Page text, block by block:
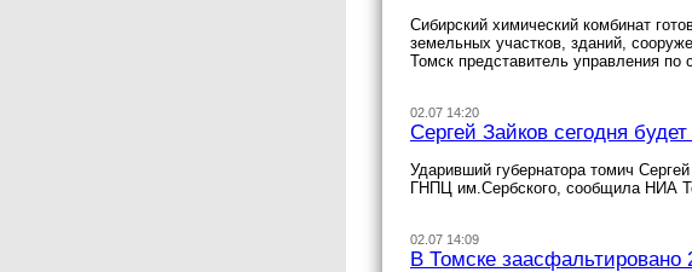
Сибирский химический комбинат
земельных участков, зданий,
Томск представитель управления
02.07 14:20
Сергей Зайков сегодня
Ударивший губернатора томич
ГНПЦ им.Сербского, сообщила НИА
02.07 14:09
В Томске заасфальтировано